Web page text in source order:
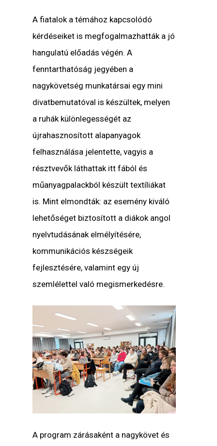
A fiatalok a témához kapcsolódó
kérdéseiket is megfogalmazhatták a jó
hangulatú előadás végén. A
fenntarthatóság jegyében a
nagykövetség munkatársai egy mini
divatbemutatóval is készültek, melyen
a ruhák különlegességét az
újrahasznosított alapanyagok
felhasználása jelentette, vagyis a
résztvevők láthattak itt fából és
műanyagpalackból készült textíliákat
is. Mint elmondták: az esemény kiváló
lehetőséget biztosított a diákok angol
nyelvtudásának elmélyítésére,
kommunikációs készségeik
fejlesztésére, valamint egy új
szemlélettel való megismerkedésre.
A program zárásaként a nagykövet és